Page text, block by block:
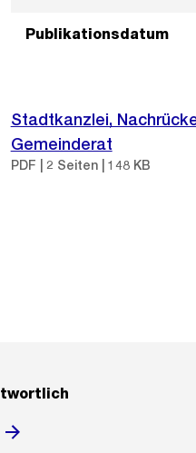
Publikationsdatum
Stadtkanzlei,
Gemeinderat
PDF | 2 Seiten | 148 KB